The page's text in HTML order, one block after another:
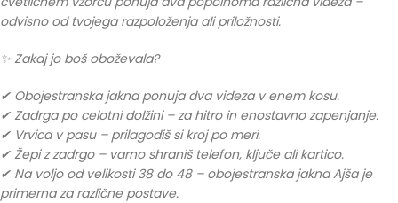
odvisno od tvojega razpoloženja ali priložnosti.
✨ Zakaj jo boš oboževala?
✔ Obojestranska jakna ponuja dva videza v enem kosu.
✔ Zadrga po celotni dolžini – za hitro in enostavno zapenjanje.
✔ Vrvica v pasu – prilagodiš si kroj po meri.
✔ Žepi z zadrgo – varno shraniš telefon, ključe ali kartico.
✔ Na voljo od velikosti 38 do 48 – obojestranska jakna Ajša je
primerna za različne postave.